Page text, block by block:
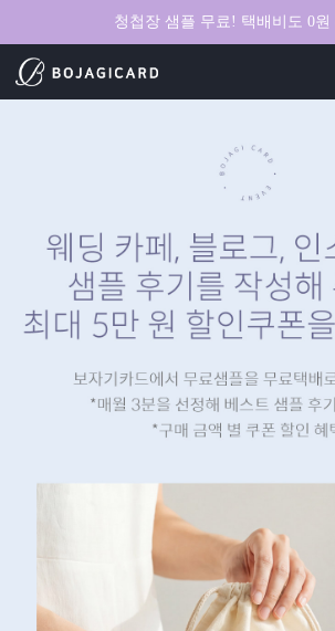
청첩장 샘플 무료! 택배비도 0원